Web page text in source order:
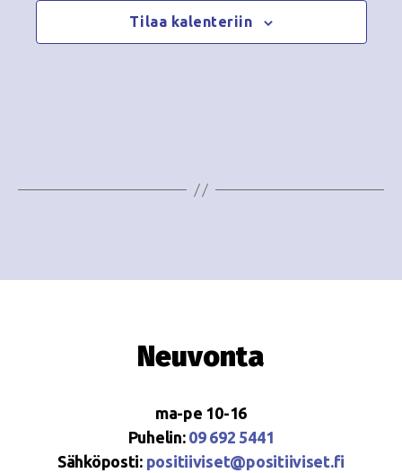
Tilaa kalenteriin
Neuvonta
ma-pe 10-16
Puhelin: 09 692 5441
Sähköposti: positiiviset@positiiviset.fi